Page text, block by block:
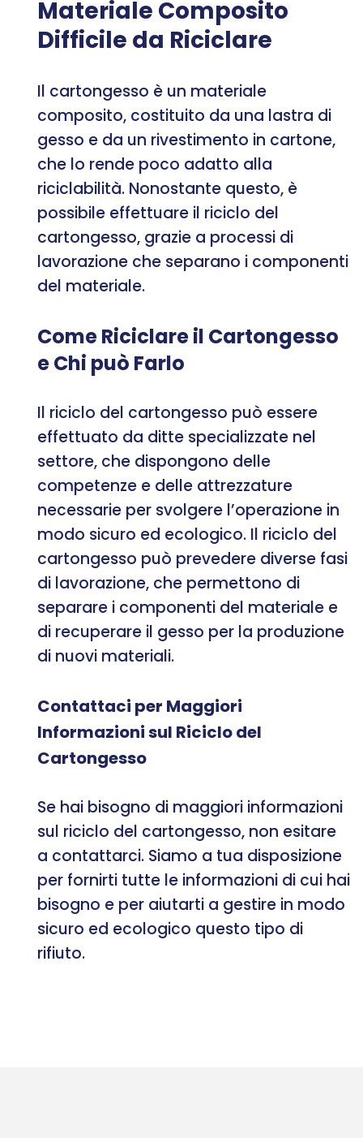
Materiale Composito
Difficile da Riciclare
Il cartongesso è un materiale
composito, costituito da una lastra di
gesso e da un rivestimento in cartone,
che lo rende poco adatto alla
riciclabilità. Nonostante questo, è
possibile effettuare il riciclo del
cartongesso, grazie a processi di
lavorazione che separano i componenti
del materiale.
Come Riciclare il Cartongesso
e Chi può Farlo
Il riciclo del cartongesso può essere
effettuato da ditte specializzate nel
settore, che dispongono delle
competenze e delle attrezzature
necessarie per svolgere l’operazione in
modo sicuro ed ecologico. Il riciclo del
cartongesso può prevedere diverse fasi
di lavorazione, che permettono di
separare i componenti del materiale e
di recuperare il gesso per la produzione
di nuovi materiali.
Contattaci per Maggiori
Informazioni sul Riciclo del
Cartongesso
Se hai bisogno di maggiori informazioni
sul riciclo del cartongesso, non esitare
a contattarci. Siamo a tua disposizione
per fornirti tutte le informazioni di cui hai
bisogno e per aiutarti a gestire in modo
sicuro ed ecologico questo tipo di
rifiuto.